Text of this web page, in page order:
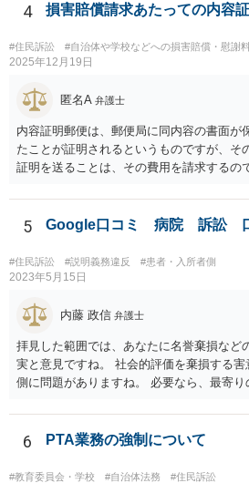
4 損害賠償請求あたっての内容
#住民訴訟 #自治体や学校などへの損害賠償・慰謝
2025年12月19日
匿名A 弁護士
内容証明郵便は、郵便局に同内容の書面が
たことが証明されるというものですが、そ
証明を送ることは、その費用を請求するの
じる義務が（内容証明郵便の効力として）
く、無視されたらそれでおしまいです。
決を得て強制的に支払ってもらえるよう
要があります。郵便を送らずに最初から裁
りえます。 弁護士に依頼する場合、何を
けでよいのかどうか（これだけなら数万円
を依頼するかどうか、請求金額との関係で
ので、交渉の依頼はしないのか、など、検
ますので、まずは、お近くの弁護士に直接
5 Google口コミ 病院 訴訟 口
#住民訴訟 #説明義務違反 #患者・入所者側
2023年5月15日
内藤 政信 弁護士
拝見した範囲では、あなたに名誉棄損など
実と意見ですね。 社会的評価を棄損する
側に問題がありますね。 必要なら、最寄
6 PTA業務の強制について
#教育委員会・学校 #自治体法務 #住民訴訟